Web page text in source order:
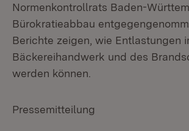
Normenkontrollrats Baden-
Bürokratieabbau
Berichte zeigen, wie Entlastungen
Bäckereihandwerk und des
werden können.
Pressemitteilung